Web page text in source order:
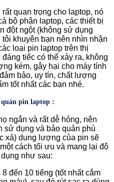
quan trọng cho laptop, nó
bộ phận laptop, các thiết bị
đột ngột (không sử dụng
khuyên bạn nên nhìn nhận
loại pin laptop trên thị
tiếc có thể xảy ra, không
kém, gây hại cho máy tính
bảo, uy tín, chất lượng
tốt nhất các bạn nhé.
quản pin laptop :
ngắn và rất dễ hỏng, nên
sử dụng và bảo quản phù
xả) dung lượng của pin sẽ
cách tối ưu và mang lại độ
như sau:
đến 10 tiếng (tốt nhất cắm